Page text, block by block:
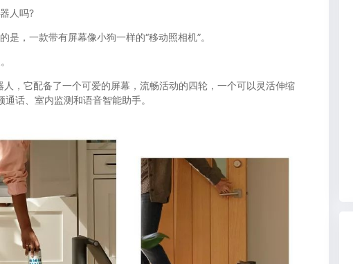
人吗?
，一款带有屏幕像小狗一样的“移动照相机”。
它配备了一个可爱的屏幕，流畅活动的四轮，一个可以灵活伸缩
话、室内监测和语音智能助手。